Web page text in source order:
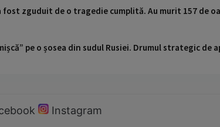
fost zguduit de o tragedie cumplită. Au murit 157 de
pe o șosea din sudul Rusiei. Drumul strategic de
Instagram